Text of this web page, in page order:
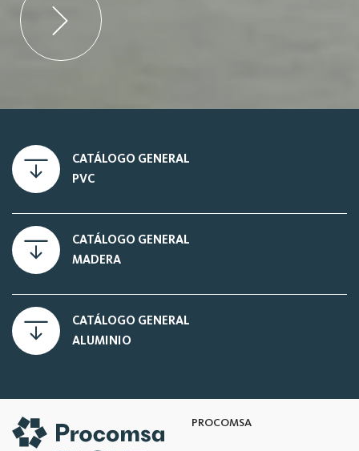
CATÁLOGO GENERAL
PVC
CATÁLOGO GENERAL
MADERA
CATÁLOGO GENERAL
ALUMINIO
PROCOMSA